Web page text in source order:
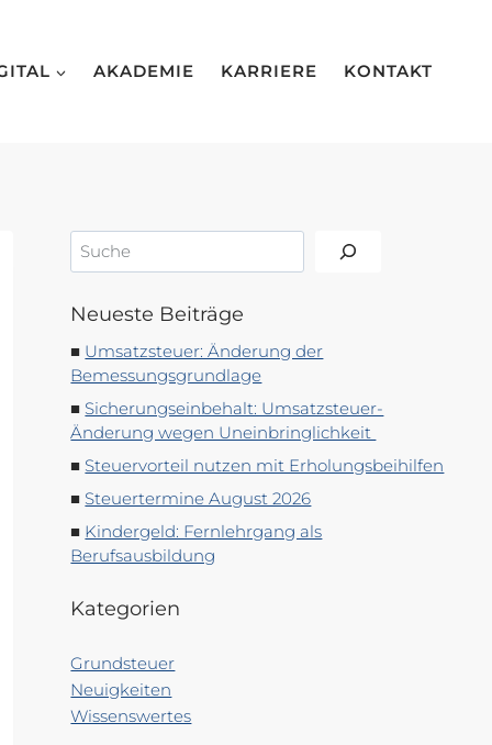
AKADEMIE KARRIERE KONTAKT
Suchen
Neueste Beiträge
Umsatzsteuer: Änderung der
Bemessungsgrundlage
Sicherungseinbehalt: Umsatzsteuer-
Änderung wegen Uneinbringlichkeit
Steuervorteil nutzen mit Erholungsbeihilfen
Steuertermine August 2026
Kindergeld: Fernlehrgang als
Berufsausbildung
Kategorien
Grundsteuer
Neuigkeiten
Wissenswertes